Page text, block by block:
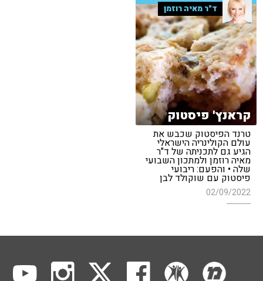
ד"ר מאיה רוזמן
קראנץ' פיסטוק
טרנד הפיסטוק שכבש את
עולם הקולינריה הישראלי
הגיע גם לתכניתה של ד"ר
מאיה רוזמן ולמתכון השבועי
שלה • והפעם: ריבועי
פיסטוק עם שוקולד לבן
02/09/2022